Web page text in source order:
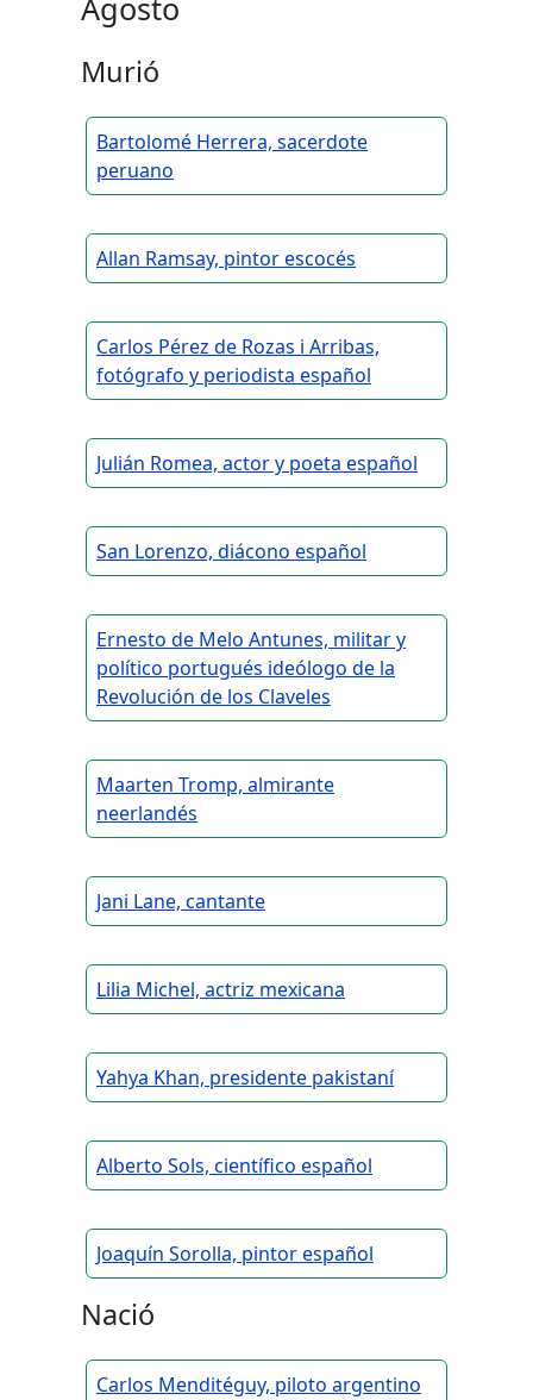
Agosto
Murió
Bartolomé Herrera, sacerdote
peruano
Allan Ramsay, pintor escocés
Carlos Pérez de Rozas i Arribas,
fotógrafo y periodista español
Julián Romea, actor y poeta español
San Lorenzo, diácono español
Ernesto de Melo Antunes, militar y
político portugués ideólogo de la
Revolución de los Claveles
Maarten Tromp, almirante
neerlandés
Jani Lane, cantante
Lilia Michel, actriz mexicana
Yahya Khan, presidente pakistaní
Alberto Sols, científico español
Joaquín Sorolla, pintor español
Nació
Carlos Menditéguy, piloto argentino